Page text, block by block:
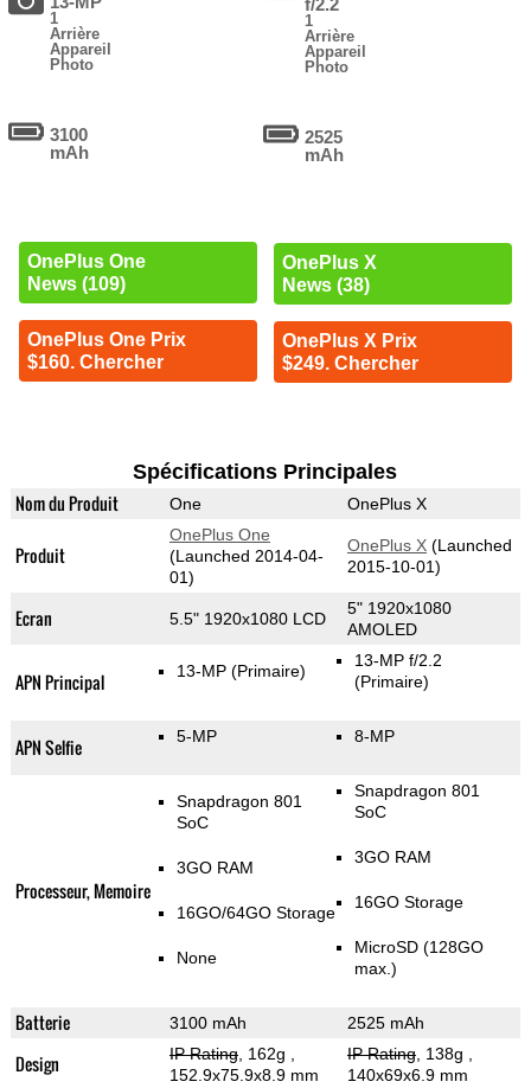
1
Arrière
Appareil
Photo
3100
mAh
OnePlus One
News (109)
OnePlus One Prix
$160. Chercher
f/2.2
1
Arrière
Appareil
Photo
2525
mAh
OnePlus X
News (38)
OnePlus X Prix
$249. Chercher
Spécifications Principales
Nom du Produit One OnePlus X
Produit
OnePlus One
(Launched 2014-04-
01)
OnePlus X(Launched
2015-10-01)
Ecran 5.5" 1920x1080 LCD
5" 1920x1080
AMOLED
APN Principal 13-MP (Primaire)
13-MP f/2.2
(Primaire)
APN Selfie 5-MP 8-MP
Processeur, Memoire
Snapdragon 801
SoC
3GO RAM
16GO/64GO Storage
None
Snapdragon 801
SoC
3GO RAM
16GO Storage
MicroSD (128GO
max.)
Batterie 3100 mAh 2525 mAh
Design IP Rating, 162g
152.9x75.9x8.9 mm
IP Rating, 138g
140x69x6.9 mm